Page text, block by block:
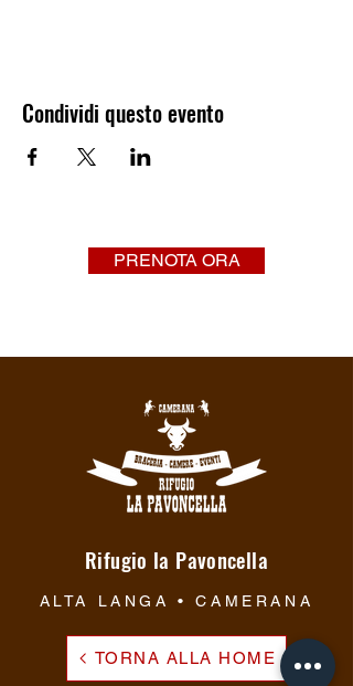
Condividi questo evento
PRENOTA ORA
Rifugio la Pavoncella
ALTA LANGA • CAMERANA
TORNA ALLA HOME